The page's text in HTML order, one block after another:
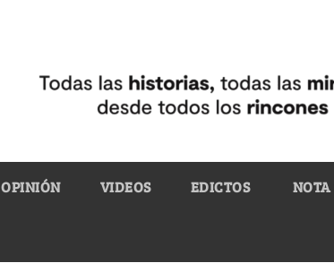
OPINIÓN VIDEOS EDICTOS